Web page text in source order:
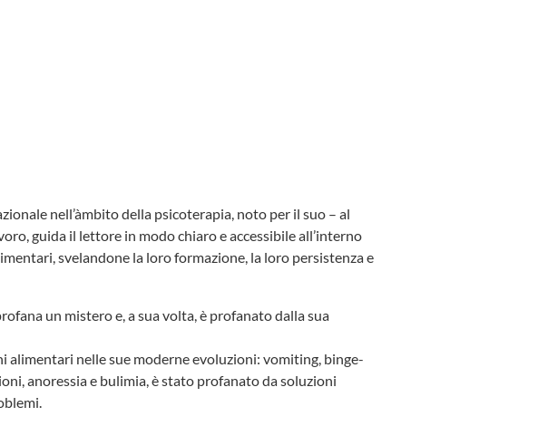
nell’àmbito della psicoterapia, noto per il suo – al
guida il lettore in modo chiaro e accessibile all’interno
svelandone la loro formazione, la loro persistenza e
un mistero e, a sua volta, è profanato dalla sua
alimentari nelle sue moderne evoluzioni: vomiting, binge-
anoressia e bulimia, è stato profanato da soluzioni